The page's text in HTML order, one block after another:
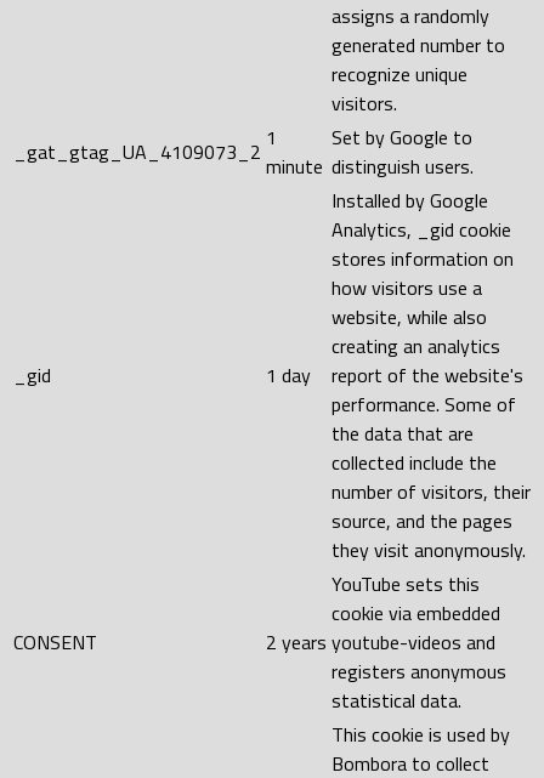
assigns a randomly
generated number to
recognize unique
visitors.
_gat_gtag_UA_4109073_2 1
minute
Set by Google to
distinguish users.
_gid 1 day
Installed by Google
Analytics, _gid cookie
stores information on
how visitors use a
website, while also
creating an analytics
report of the website's
performance. Some of
the data that are
collected include the
number of visitors, their
source, and the pages
they visit anonymously.
CONSENT 2 years
YouTube sets this
cookie via embedded
youtube-videos and
registers anonymous
statistical data.
This cookie is used by
Bombora to collect